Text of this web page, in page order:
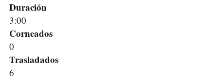
Duración
3:00
Corneados
0
Trasladados
6